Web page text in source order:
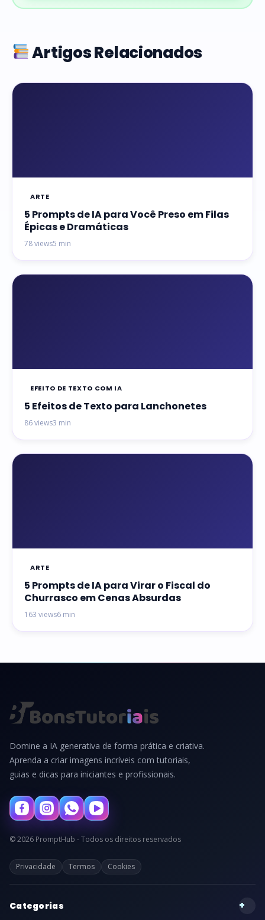
Artigos Relacionados
ARTE
5 Prompts de IA para Você Preso em Filas
Épicas e Dramáticas
78 views5 min
EFEITO DE TEXTO COM IA
5 Efeitos de Texto para Lanchonetes
86 views3 min
ARTE
5 Prompts de IA para Virar o Fiscal do
Churrasco em Cenas Absurdas
163 views6 min
Domine a IA generativa de forma prática e criativa.
Aprenda a criar imagens incríveis com tutoriais,
guias e dicas para iniciantes e profissionais.
© 2026 PromptHub - Todos os direitos reservados
Privacidade Termos Cookies
Categorias +